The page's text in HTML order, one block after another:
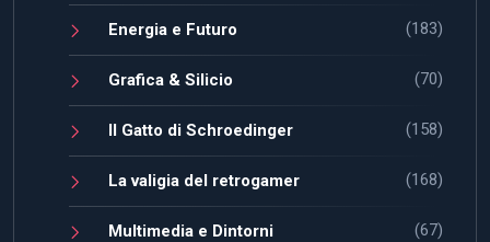
Energia e Futuro (183)
Grafica & Silicio (70)
Il Gatto di Schroedinger (158)
La valigia del retrogamer (168)
Multimedia e Dintorni (67)